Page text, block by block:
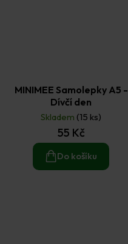
MINIMEE Samolepky A5 -
Dívčí den
Skladem (15 ks)
55 Kč
Do košíku